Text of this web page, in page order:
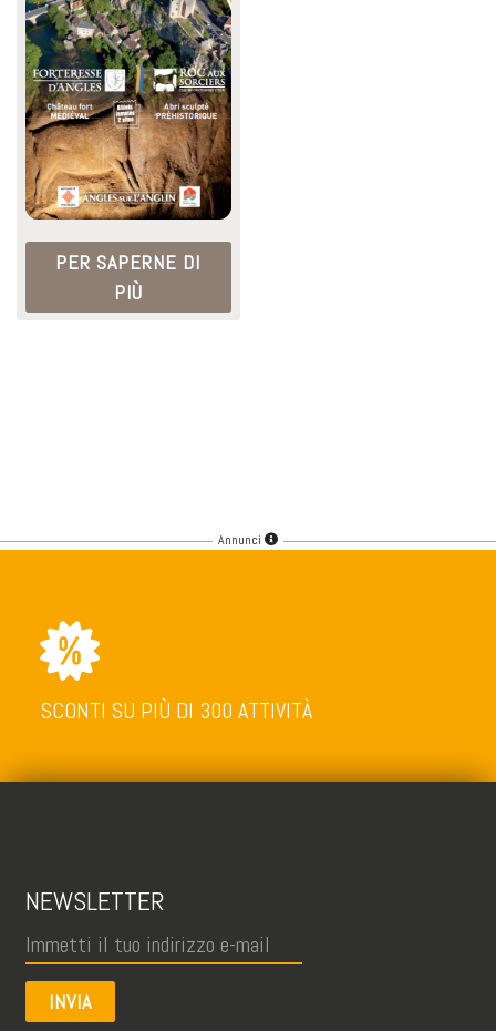
PER SAPERNE DI
PIÙ
Annunci
SCONTI SU PIÙ DI 300 ATTIVITÀ
NEWSLETTER
INVIA